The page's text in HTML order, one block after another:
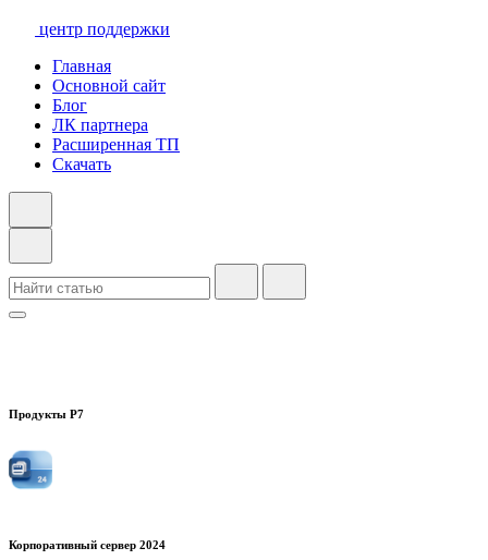
центр поддержки
Главная
Основной сайт
Блог
ЛК партнера
Расширенная ТП
Скачать
Продукты Р7
Корпоративный сервер 2024